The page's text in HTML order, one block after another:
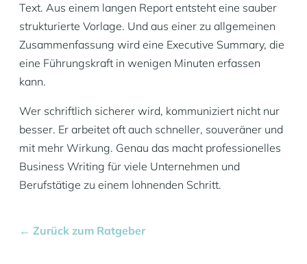
Text. Aus einem langen Report entsteht eine sauber
strukturierte Vorlage. Und aus einer zu allgemeinen
Zusammenfassung wird eine Executive Summary, die
eine Führungskraft in wenigen Minuten erfassen
kann.
Wer schriftlich sicherer wird, kommuniziert nicht nur
besser. Er arbeitet oft auch schneller, souveräner und
mit mehr Wirkung. Genau das macht professionelles
Business Writing für viele Unternehmen und
Berufstätige zu einem lohnenden Schritt.
← Zurück zum Ratgeber